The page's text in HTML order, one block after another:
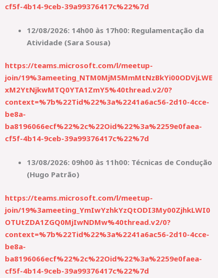
cf5f-4b14-9ceb-39a99376417c%22%7d
12/08/2026: 14h00 às 17h00: Regulamentação da
Atividade (Sara Sousa)
https://teams.microsoft.com/l/meetup-
join/19%3ameeting_NTM0MjM5MmMtNzBkYi00ODVjLWE
xM2YtNjkwMTQ0YTA1ZmY5%40thread.v2/0?
context=%7b%22Tid%22%3a%2241a6ac56-2d10-4cce-
be8a-
ba8196066ecf%22%2c%22Oid%22%3a%2259e0faea-
cf5f-4b14-9ceb-39a99376417c%22%7d
13/08/2026: 09h00 às 11h00: Técnicas de Condução
(Hugo Patrão)
https://teams.microsoft.com/l/meetup-
join/19%3ameeting_YmIwYzhkYzQtODI3My00ZjhkLWI0
OTUtZDA1ZGQ0MjIwNDMw%40thread.v2/0?
context=%7b%22Tid%22%3a%2241a6ac56-2d10-4cce-
be8a-
ba8196066ecf%22%2c%22Oid%22%3a%2259e0faea-
cf5f-4b14-9ceb-39a99376417c%22%7d